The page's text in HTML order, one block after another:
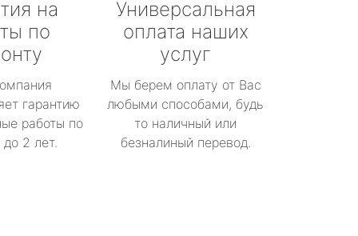
на
по
гарантию
работы по
2 лет.
Универсальная
оплата наших
услуг
Мы берем оплату от Вас
любыми способами, будь
то наличный или
безналиный перевод.